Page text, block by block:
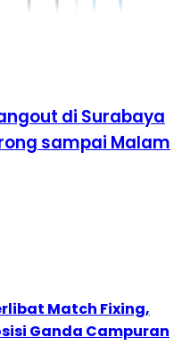
di Surabaya
sampai Malam
Match Fixing,
Ganda Campuran